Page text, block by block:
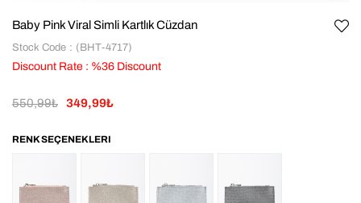
Baby Pink Viral Simli Kartlık Cüzdan
Stock Code (BHT-4717)
Discount Rate : %36 Discount
550,99₺ 349,99₺